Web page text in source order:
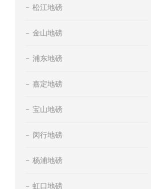
松江地磅
金山地磅
浦东地磅
嘉定地磅
宝山地磅
闵行地磅
杨浦地磅
虹口地磅